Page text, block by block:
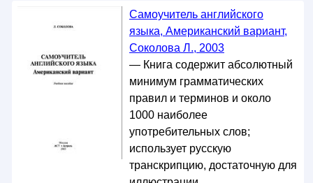
Самоучитель английского
языка, Американский вариант,
Соколова Л., 2003
— Книга содержит абсолютный
минимум грамматических
правил и терминов и около
1000 наиболее
употребительных слов;
использует русскую
транскрипцию, достаточную для